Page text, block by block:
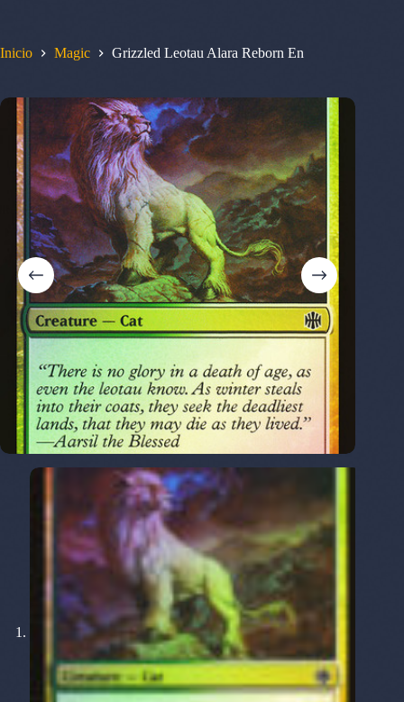
Inicio Magic Grizzled Leotau Alara Reborn En